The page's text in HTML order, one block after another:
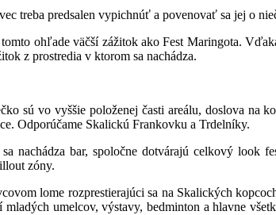
treba predsalen vypichnúť a povenovať sa jej o
ohľade väčší zážitok ako Fest Maringota.
z prostredia v ktorom sa nachádza.
sú vo vyššie položenej časti areálu, doslova na
Odporúčame Skalickú Frankovku a Trdelníky.
nachádza bar, spoločne dotvárajú celkový look
zóny.
lome rozprestierajúci sa na Skalických
umelcov, výstavy, bedminton a hlavne